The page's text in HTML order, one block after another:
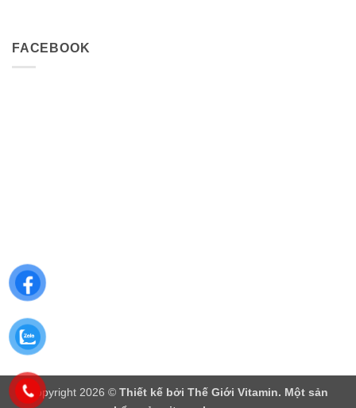
FACEBOOK
Copyright 2026 © Thiết kế bởi Thế Giới Vitamin. Một sản